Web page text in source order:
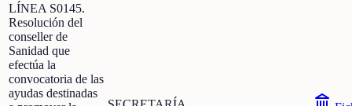
LÍNEA S0145.
Resolución del
conseller de
Sanidad que
efectúa la
convocatoria de las
ayudas destinadas